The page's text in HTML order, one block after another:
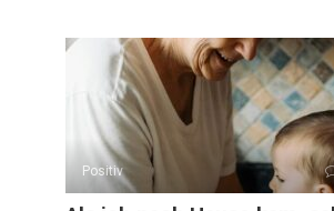
Positiv